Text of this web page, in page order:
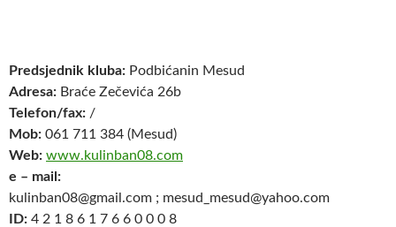
Predsjednik kluba: Podbićanin Mesud
Adresa: Braće Zečevića 26b
Telefon/fax: /
Mob: 061 711 384 (Mesud)
Web: www.kulinban08.com
e – mail:
kulinban08@gmail.com ; mesud_mesud@yahoo.com
ID: 4 2 1 8 6 1 7 6 6 0 0 0 8